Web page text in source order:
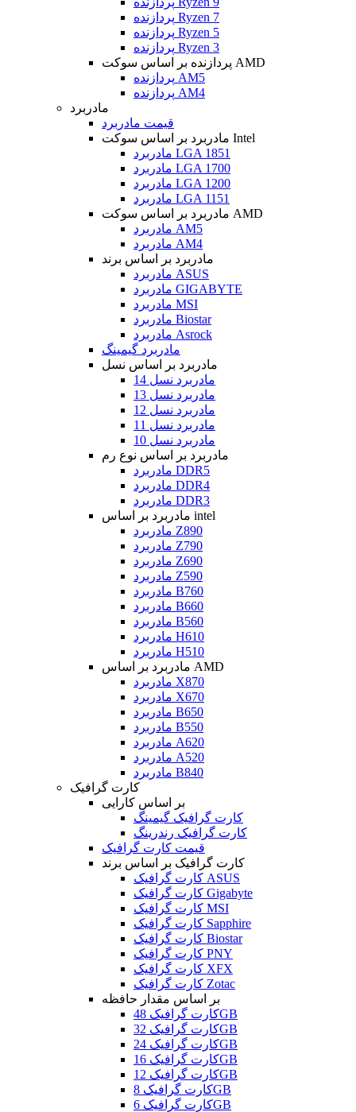
پردازنده Ryzen 7
پردازنده Ryzen 5
پردازنده Ryzen 3
پردازنده بر اساس سوکت AMD
پردازنده AM5
پردازنده AM4
مادربرد
قیمت مادربرد
مادربرد بر اساس سوکت Intel
مادربرد LGA 1851
مادربرد LGA 1700
مادربرد LGA 1200
مادربرد LGA 1151
مادربرد بر اساس سوکت AMD
مادربرد AM5
مادربرد AM4
مادربرد بر اساس برند
مادربرد ASUS
مادربرد GIGABYTE
مادربرد MSI
مادربرد Biostar
مادربرد Asrock
مادربرد گیمینگ
مادربرد بر اساس نسل
مادربرد نسل 14
مادربرد نسل 13
مادربرد نسل 12
مادربرد نسل 11
مادربرد نسل 10
مادربرد بر اساس نوع رم
مادربرد DDR5
مادربرد DDR4
مادربرد DDR3
مادربرد بر اساس intel
مادربرد Z890
مادربرد Z790
مادربرد Z690
مادربرد Z590
مادربرد B760
مادربرد B660
مادربرد B560
مادربرد H610
مادربرد H510
مادربرد بر اساس AMD
مادربرد X870
مادربرد X670
مادربرد B650
مادربرد B550
مادربرد A620
مادربرد A520
مادربرد B840
کارت گرافیک
بر اساس کارایی
کارت گرافیک گیمینگ
کارت گرافیک رندرینگ
قیمت کارت گرافیک
کارت گرافیک بر اساس برند
کارت گرافیک ASUS
کارت گرافیک Gigabyte
کارت گرافیک MSI
کارت گرافیک Sapphire
کارت گرافیک Biostar
کارت گرافیک PNY
کارت گرافیک XFX
کارت گرافیک Zotac
بر اساس مقدار حافظه
کارت گرافیک 48GB
کارت گرافیک 32GB
کارت گرافیک 24GB
کارت گرافیک 16GB
کارت گرافیک 12GB
کارت گرافیک 8GB
کارت گرافیک 6GB